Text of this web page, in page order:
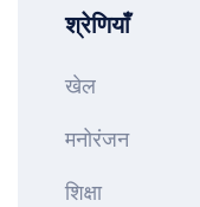
श्रेणियाँ
खेल
मनोरंजन
शिक्षा